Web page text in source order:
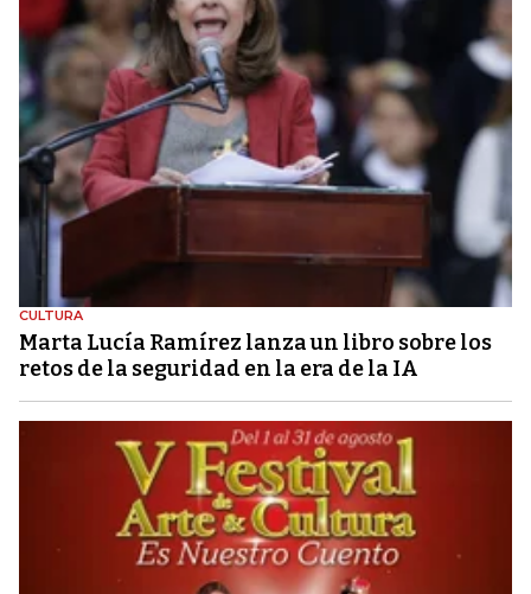
CULTURA
Marta Lucía Ramírez lanza un libro sobre los
retos de la seguridad en la era de la IA